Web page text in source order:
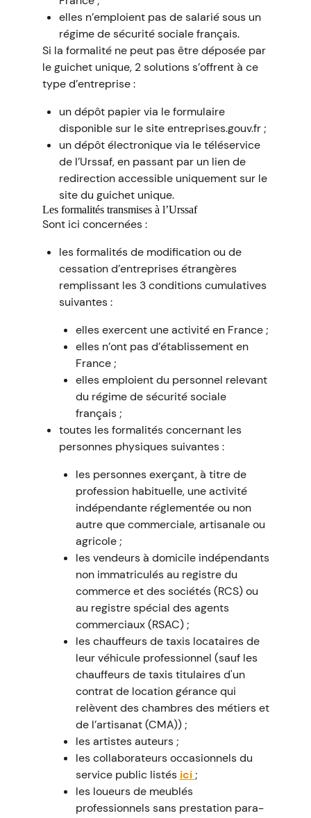
elles n’emploient pas de salarié sous un
régime de sécurité sociale français.
Si la formalité ne peut pas être déposée par
le guichet unique, 2 solutions s’offrent à ce
type d’entreprise :
un dépôt papier via le formulaire
disponible sur le site entreprises.gouv.fr ;
un dépôt électronique via le téléservice
de l’Urssaf, en passant par un lien de
redirection accessible uniquement sur le
site du guichet unique.
Les formalités transmises à l’Urssaf
Sont ici concernées :
les formalités de modification ou de
cessation d’entreprises étrangères
remplissant les 3 conditions cumulatives
suivantes :
elles exercent une activité en France ;
elles n’ont pas d’établissement en
France ;
elles emploient du personnel relevant
du régime de sécurité sociale
français ;
toutes les formalités concernant les
personnes physiques suivantes :
les personnes exerçant, à titre de
profession habituelle, une activité
indépendante réglementée ou non
autre que commerciale, artisanale ou
agricole ;
les vendeurs à domicile indépendants
non immatriculés au registre du
commerce et des sociétés (RCS) ou
au registre spécial des agents
commerciaux (RSAC) ;
les chauffeurs de taxis locataires de
leur véhicule professionnel (sauf les
chauffeurs de taxis titulaires d'un
contrat de location gérance qui
relèvent des chambres des métiers et
de l’artisanat (CMA)) ;
les artistes auteurs ;
les collaborateurs occasionnels du
service public listés ici ;
les loueurs de meublés
professionnels sans prestation para-